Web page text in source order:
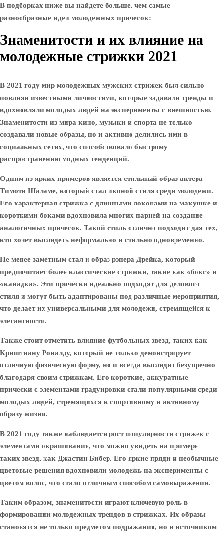
В подборках ниже вы найдете больше, чем самые
разнообразные идеи молодежных причесок:
Знаменитости и их влияние на
молодежные стрижки 2021
В 2021 году мир молодежных мужских стрижек был сильно
повлиян известными личностями, которые задавали тренды и
вдохновляли молодых людей на эксперименты с внешностью.
Знаменитости из мира кино, музыки и спорта не только
создавали новые образы, но и активно делились ими в
социальных сетях, что способствовало быстрому
распространению модных тенденций.
Одним из ярких примеров является стильный образ актера
Тимоти Шаламе, который стал иконой стиля среди молодежи.
Его характерная стрижка с длинными локонами на макушке и
короткими боками вдохновила многих парней на создание
аналогичных причесок. Такой стиль отлично подходит для тех,
кто хочет выглядеть неформально и стильно одновременно.
Не менее заметным стал и образ рэпера Дрейка, который
предпочитает более классические стрижки, такие как «бокс» и
«канадка». Эти прически идеально подходят для делового
стиля и могут быть адаптированы под различные мероприятия,
что делает их универсальными для молодежи, стремящейся к
элегантности.
Также стоит отметить влияние футбольных звезд, таких как
Криштиану Роналду, который не только демонстрирует
отличную физическую форму, но и всегда выглядит безупречно
благодаря своим стрижкам. Его короткие, аккуратные
прически с элементами градуировки стали популярными среди
молодых людей, стремящихся к спортивному и активному
образу жизни.
В 2021 году также наблюдается рост популярности стрижек с
элементами окрашивания, что можно увидеть на примере
таких звезд, как Джастин Бибер. Его яркие пряди и необычные
цветовые решения вдохновили молодежь на эксперименты с
цветом волос, что стало отличным способом самовыражения.
Таким образом, знаменитости играют ключевую роль в
формировании молодежных трендов в стрижках. Их образы
становятся не только предметом подражания, но и источником